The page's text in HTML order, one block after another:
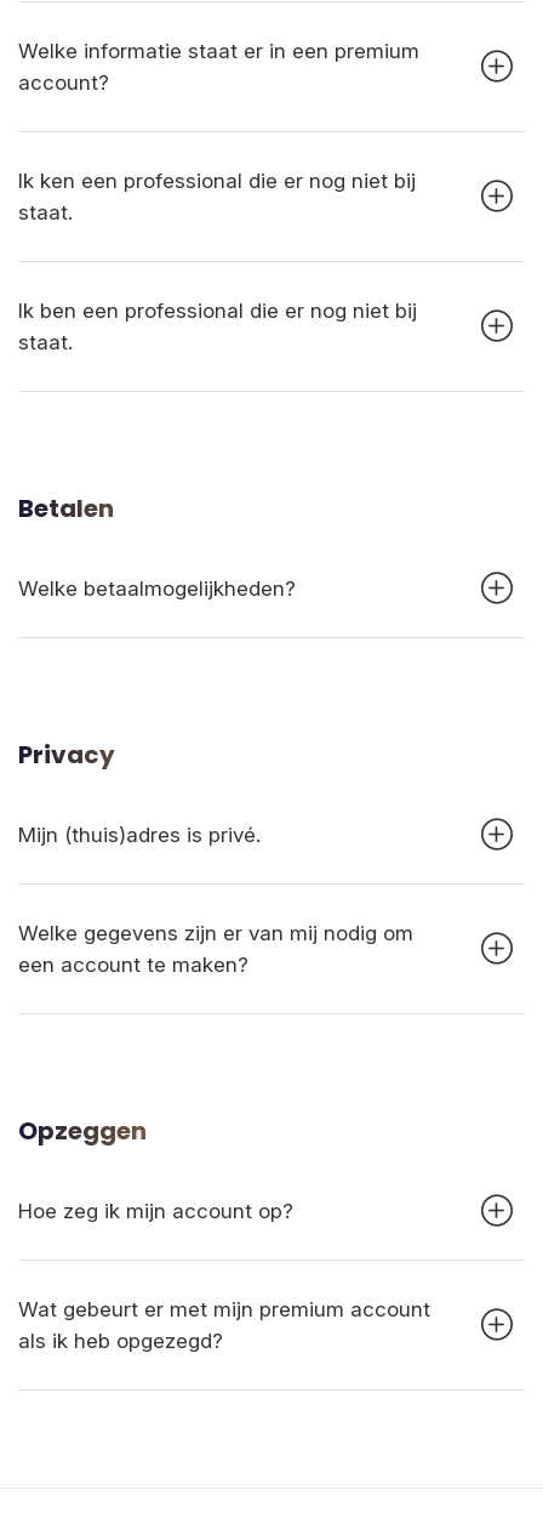
Welke informatie staat er in een premium
account?
Ik ken een professional die er nog niet bij
staat.
Ik ben een professional die er nog niet bij
staat.
Betalen
Welke betaalmogelijkheden?
Privacy
Mijn (thuis)adres is privé.
Welke gegevens zijn er van mij nodig om
een account te maken?
Opzeggen
Hoe zeg ik mijn account op?
Wat gebeurt er met mijn premium account
als ik heb opgezegd?